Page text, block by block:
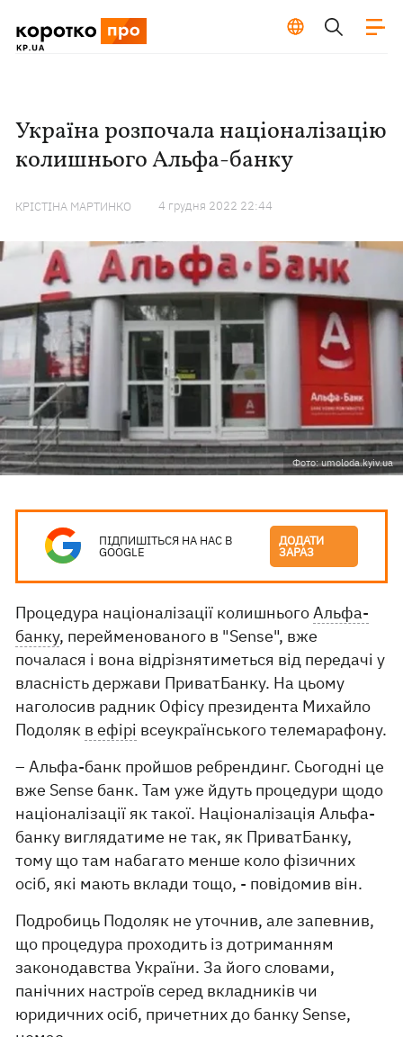
Україна розпочала націоналізацію
колишнього Альфа-банку
КРІСТІНА МАРТИНКО 4 грудня 2022 22:44
Фото: umoloda.kyiv.ua
ПІДПИШІТЬСЯ НА НАС В
GOOGLE
ДОДАТИ
ЗАРАЗ
Процедура націоналізації колишньогоАльфа-
банку, перейменованого в "Sense", вже
почалася і вона відрізнятиметься від передачі у
власність держави ПриватБанку. На цьому
наголосив радник Офісу президента Михайло
Подоляк в ефірі всеукраїнського телемарафону.
– Альфа-банк пройшов ребрендинг. Сьогодні це
вже Sense банк. Там уже йдуть процедури щодо
націоналізації як такої. Націоналізація Альфа-
банку виглядатиме не так, як ПриватБанку,
тому що там набагато менше коло фізичних
осіб, які мають вклади тощо, - повідомив він.
Подробиць Подоляк не уточнив, але запевнив,
що процедура проходить із дотриманням
законодавства України. За його словами,
панічних настроїв серед вкладників чи
юридичних осіб, причетних до банку Sense,